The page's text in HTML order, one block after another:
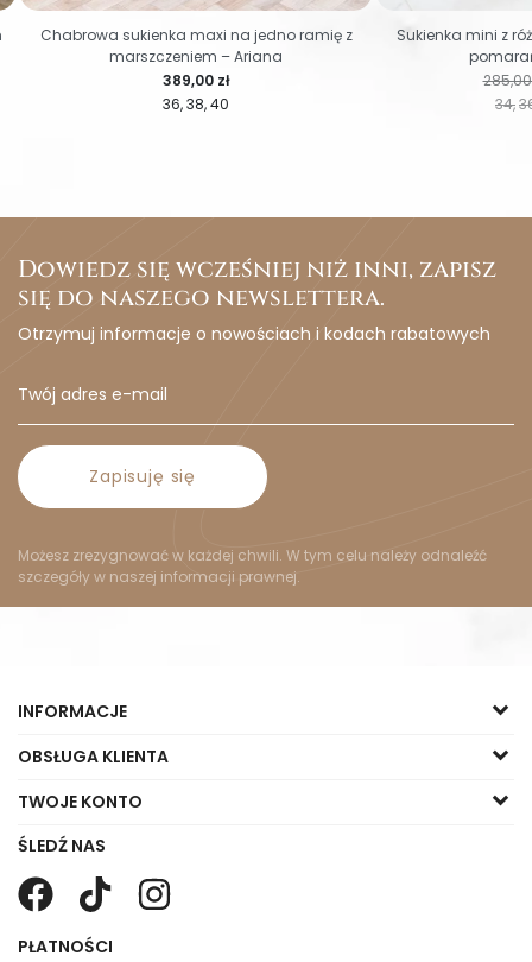
36 38 40
Cena
389,00 zł
Chabrowa sukienka maxi na jedno ramię z
marszczeniem – Ariana
34
Cena
285,00
Sukienka mini z
Dowiedz się wcześniej niż inni, zapisz
się do naszego newslettera.
Otrzymuj informacje o nowościach i kodach rabatowych
Zapisuję się
Możesz zrezygnować w każdej chwili. W tym celu należy odnaleźć
szczegóły w naszej informacji prawnej.
INFORMACJE
OBSŁUGA KLIENTA
TWOJE KONTO
ŚLEDŹ NAS
PŁATNOŚCI